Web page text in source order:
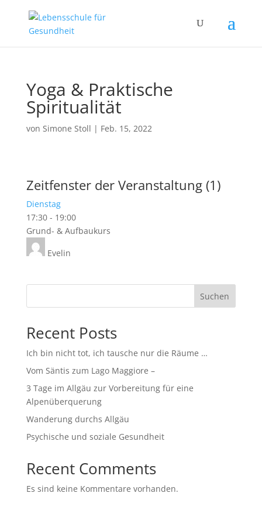
Yoga & Praktische
Spiritualität
von Simone Stoll | Feb. 15, 2022
Zeitfenster der Veranstaltung (1)
Dienstag
17:30- 19:00
Grund- & Aufbaukurs
Evelin
Suchen
Recent Posts
Ich bin nicht tot, ich tausche nur die Räume …
Vom Säntis zum Lago Maggiore –
3 Tage im Allgäu zur Vorbereitung für eine
Alpenüberquerung
Wanderung durchs Allgäu
Psychische und soziale Gesundheit
Recent Comments
Es sind keine Kommentare vorhanden.